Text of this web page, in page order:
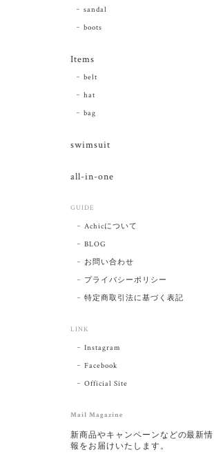
sandal
boots
Items
belt
hat
bag
swimsuit
all-in-one
GUIDE
Achicについて
BLOG
お問い合わせ
プライバシーポリシー
特定商取引法に基づく表記
LINK
Instagram
Facebook
Official Site
Mail Magazine
新商品やキャンペーンなどの最新情
報をお届けいたします。